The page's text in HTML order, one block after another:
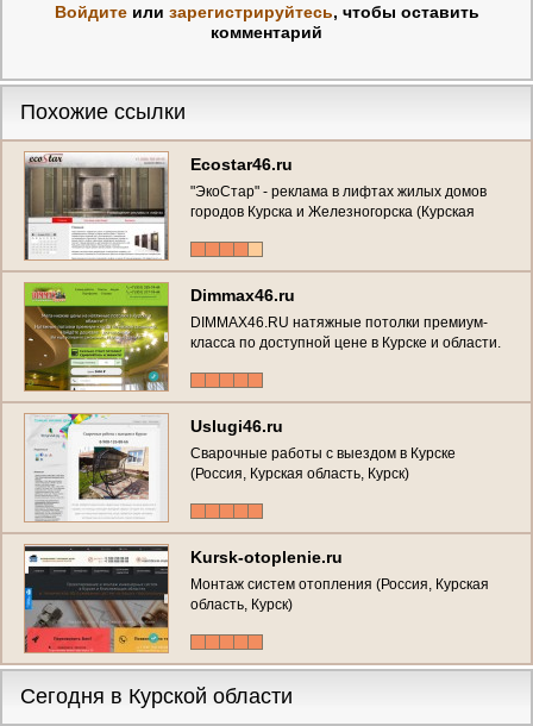
Войдитеили зарегистрируйтесь, чтобы оставить
комментарий
Похожие ссылки
Ecostar46.ru
"ЭкоСтар" - реклама в лифтах жилых домов
городов Курска и Железногорска (Курская
Dimmax46.ru
DIMMAX46.RU натяжные потолки премиум-
класса по доступной цене в Курске и области.
соотношение цены и качества. Акции! (Россия,
Курская область, Курск)
Uslugi46.ru
Сварочные работы с выездом в Курске
(Россия, Курская область, Курск)
Kursk-otoplenie.ru
Монтаж систем отопления (Россия, Курская
область, Курск)
Сегодня в Курской области